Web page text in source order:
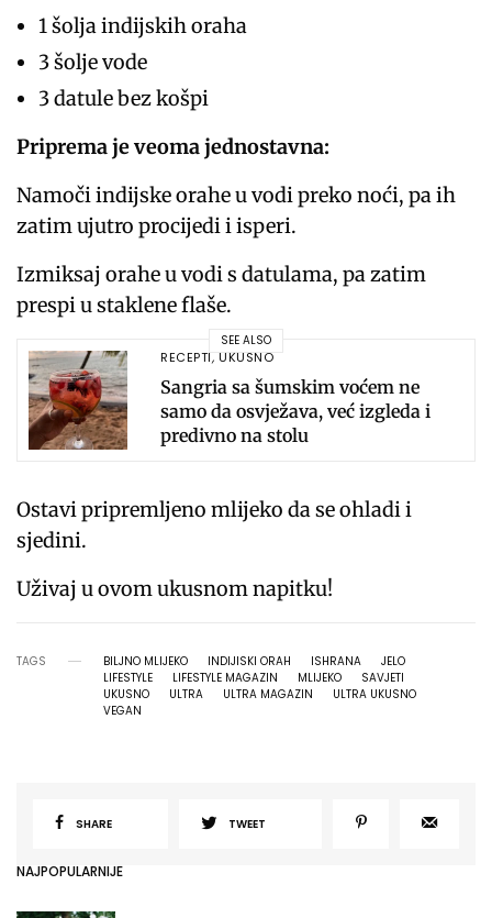
1 šolja indijskih oraha
3 šolje vode
3 datule bez košpi
Priprema je veoma jednostavna:
Namoči indijske orahe u vodi preko noći, pa ih
zatim ujutro procijedi i isperi.
Izmiksaj orahe u vodi s datulama, pa zatim
prespi u staklene flaše.
SEE ALSO
RECEPTI, UKUSNO
Sangria sa šumskim voćem ne
samo da osvježava, već izgleda i
predivno na stolu
Ostavi pripremljeno mlijeko da se ohladi i
sjedini.
Uživaj u ovom ukusnom napitku!
TAGS BILJNO MLIJEKO INDIJISKI ORAH ISHRANA
JELO
LIFESTYLE
LIFESTYLE MAGAZIN MLIJEKO
SAVJETI
UKUSNO
ULTRA ULTRA MAGAZIN
ULTRA UKUSNO
VEGAN
SHARE TWEET
NAJPOPULARNIJE